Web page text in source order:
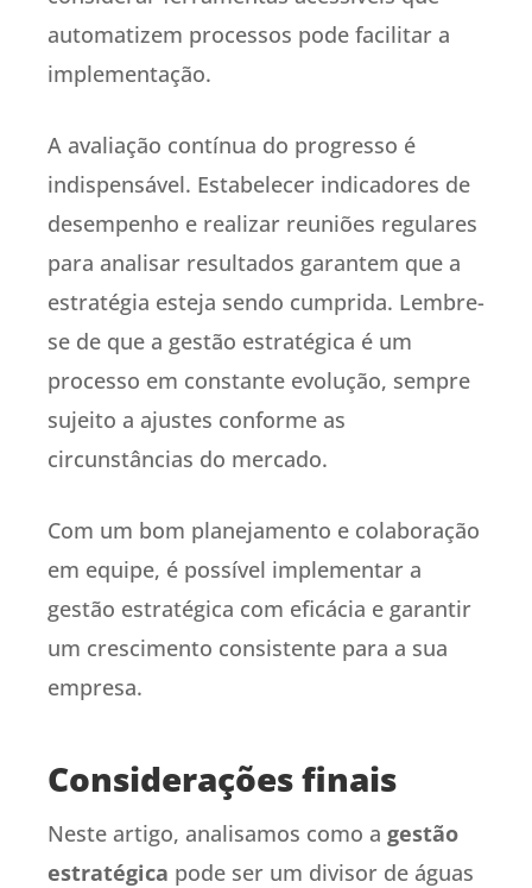
automatizem processos pode facilitar a
implementação.
A avaliação contínua do progresso é
indispensável. Estabelecer indicadores de
desempenho e realizar reuniões regulares
para analisar resultados garantem que a
estratégia esteja sendo cumprida. Lembre-
se de que a gestão estratégica é um
processo em constante evolução, sempre
sujeito a ajustes conforme as
circunstâncias do mercado.
Com um bom planejamento e colaboração
em equipe, é possível implementar a
gestão estratégica com eficácia e garantir
um crescimento consistente para a sua
empresa.
Considerações finais
Neste artigo, analisamos como a gestão
estratégica pode ser um divisor de águas